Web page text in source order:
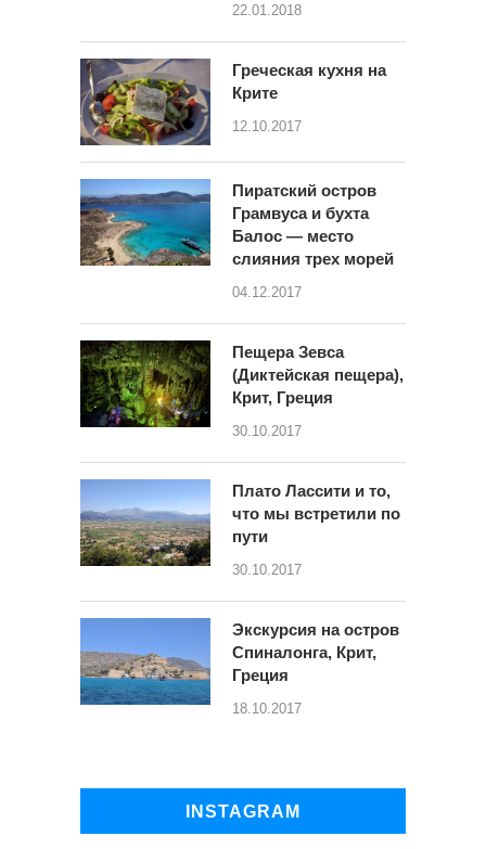
22.01.2018
Греческая кухня на
Крите
12.10.2017
Пиратский остров
Грамвуса и бухта
Балос — место
слияния трех морей
04.12.2017
Пещера Зевса
(Диктейская пещера),
Крит, Греция
30.10.2017
Плато Лассити и то,
что мы встретили по
пути
30.10.2017
Экскурсия на остров
Спиналонга, Крит,
Греция
18.10.2017
INSTAGRAM